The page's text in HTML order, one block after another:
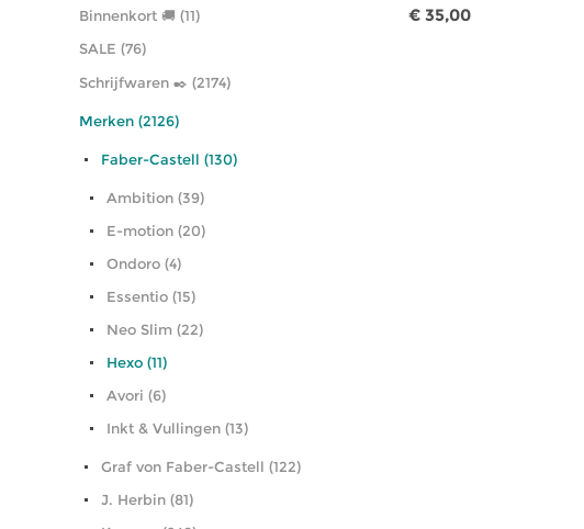
€ 35,00
Binnenkort 🚚 (11)
SALE (76)
Schrijfwaren ✒️ (2174)
Merken (2126)
Faber-Castell (130)
Ambition (39)
E-motion (20)
Ondoro (4)
Essentio (15)
Neo Slim (22)
Hexo (11)
Avori (6)
Inkt & Vullingen (13)
Graf von Faber-Castell (122)
J. Herbin (81)